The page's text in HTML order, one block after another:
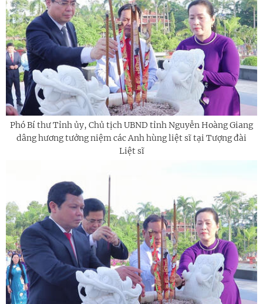
Phó Bí thư Tỉnh ủy, Chủ tịch UBND tỉnh Nguyễn Hoàng Giang
dâng hương tưởng niệm các Anh hùng liệt sĩ tại Tượng đài
Liệt sĩ